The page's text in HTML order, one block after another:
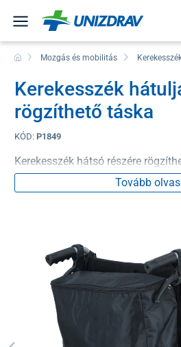
Mozgás és mobilitás
Kerekesszék
rögzíthető táska
KÓD: P1849
Kerekesszék hátsó részére
Tovább